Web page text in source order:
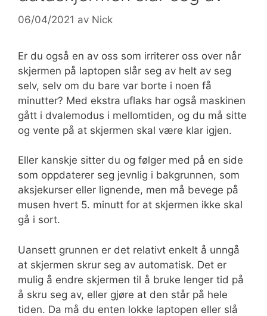
06/04/2021 av Nick
Er du også en av oss som irriterer oss over når
skjermen på laptopen slår seg av helt av seg
selv, selv om du bare var borte i noen få
minutter? Med ekstra uflaks har også maskinen
gått i dvalemodus i mellomtiden, og du må sitte
og vente på at skjermen skal være klar igjen.
Eller kanskje sitter du og følger med på en side
som oppdaterer seg jevnlig i bakgrunnen, som
aksjekurser eller lignende, men må bevege på
musen hvert 5. minutt for at skjermen ikke skal
gå i sort.
Uansett grunnen er det relativt enkelt å unngå
at skjermen skrur seg av automatisk. Det er
mulig å endre skjermen til å bruke lenger tid på
å skru seg av, eller gjøre at den står på hele
tiden. Da må du enten lokke laptopen eller slå